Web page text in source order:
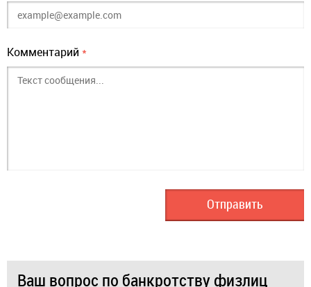
Комментарий *
Ваш вопрос по банкротству физлиц